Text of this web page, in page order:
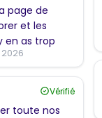
page de
et les
en as trop
Vérifié
toute nos